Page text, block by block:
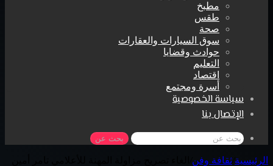
مطبخ
طقس
صحة
سوق السيارات والعقارات
حوادث وقضايا
التعليم
اقتصاد
أسرة ومجتمع
سياسة الخصوصية
الإتصال بنا
بحث عن
الرئيسية ثقافة وفن